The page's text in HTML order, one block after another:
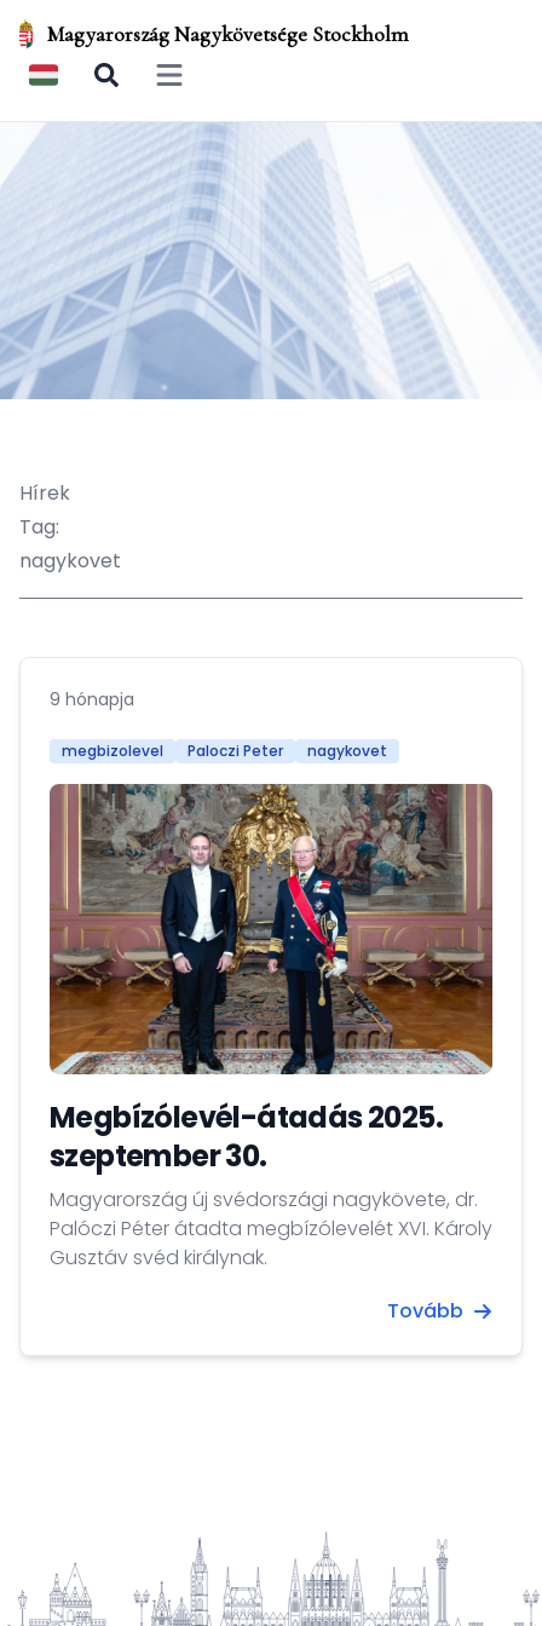
Magyarország Nagykövetsége Stockholm
Open main menu
Hírek
Tag:
nagykovet
9 hónapja
megbizolevel Paloczi Peter nagykovet
Megbízólevél-átadás 2025.
szeptember 30.
Magyarország új svédországi nagykövete, dr.
Palóczi Péter átadta megbízólevelét XVI. Károly
Gusztáv svéd királynak.
Tovább